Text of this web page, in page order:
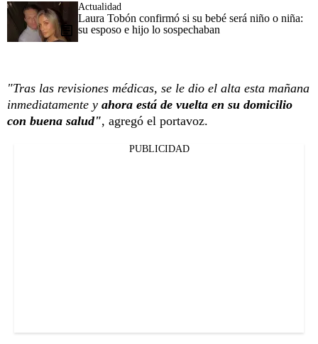
Actualidad
Laura Tobón confirmó si su bebé será niño o niña:
su esposo e hijo lo sospechaban
"Tras las revisiones médicas, se le dio el alta esta mañana
inmediatamente y ahora está de vuelta en su domicilio
con buena salud", agregó el portavoz.
PUBLICIDAD